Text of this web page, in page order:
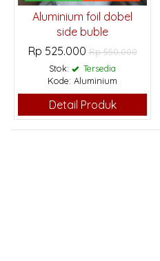
Aluminium foil dobel
side buble
Rp 525.000Rp 550.000
Stok:
Tersedia
Kode: Aluminium
Detail Produk